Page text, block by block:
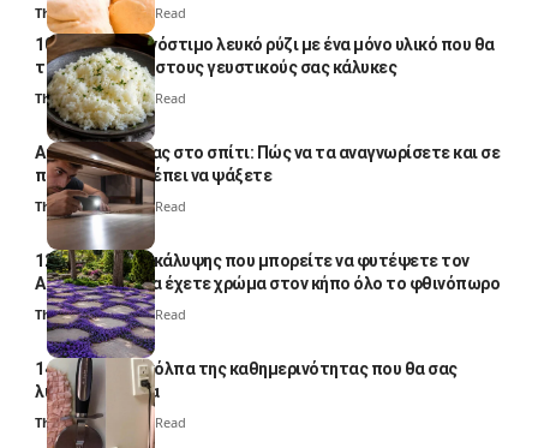
Thali Ombre 4 Min Read
10 φορές ποιο νόστιμο λευκό ρύζι με ένα μόνο υλικό που θα
το απογειώσει στους γευστικούς σας κάλυκες
Thali Ombre4 Min Read
Αυγά κατσαρίδας στο σπίτι: Πώς να τα αναγνωρίσετε και σε
ποια σημεία πρέπει να ψάξετε
Thali Ombre4 Min Read
12 φυτά εδαφοκάλυψης που μπορείτε να φυτέψετε τον
Αύγουστο για να έχετε χρώμα στον κήπο όλο το φθινόπωρο
Thali Ombre7 Min Read
14 πανέξυπνα κόλπα της καθημερινότητας που θα σας
λύσουν τα χέρια
Thali Ombre 6 Min Read